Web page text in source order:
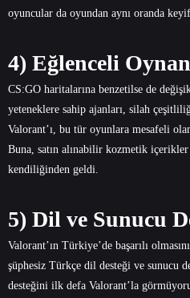
oyuncular da oyundan aynı oranda
4) Eğlenceli
CS:GO haritalarına benzetilse de
yeteneklere sahip ajanları, silah
Valorant’ı, bu tür oyunlara mesafeli
Buna, satın alınabilir kozmetik içerikler
kendiliğinden geldi.
5) Dil ve Sunucu
Valorant’ın Türkiye’de başarılı
şüphesiz Türkçe dil desteği ve sunucu
desteğini ilk defa Valorant’la